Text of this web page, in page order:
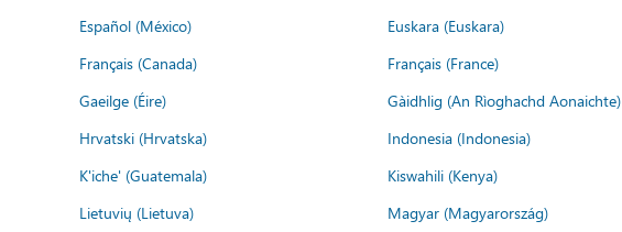
Español (México)
Euskara (Euskara)
Français (Canada)
Français (France)
Gaeilge (Éire)
Gàidhlig (An Rìoghachd Aonaichte)
Hrvatski (Hrvatska)
Indonesia (Indonesia)
K'iche' (Guatemala)
Kiswahili (Kenya)
Lietuvių (Lietuva)
Magyar (Magyarország)